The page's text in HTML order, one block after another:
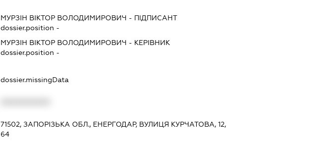
МУРЗІН ВІКТОР ВОЛОДИМИРОВИЧ - ПІДПИСАНТ
dossier.position -
МУРЗІН ВІКТОР ВОЛОДИМИРОВИЧ - КЕРІВНИК
dossier.position -
dossier.missingData
71502, ЗАПОРІЗЬКА ОБЛ., ЕНЕРГОДАР, ВУЛИЦЯ КУРЧАТОВА, 12,
64